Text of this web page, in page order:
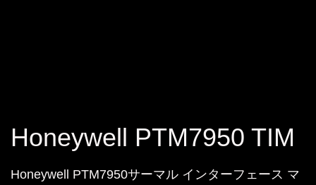
Honeywell PTM7950 TIM
Honeywell PTM7950サーマル インターフェース マ